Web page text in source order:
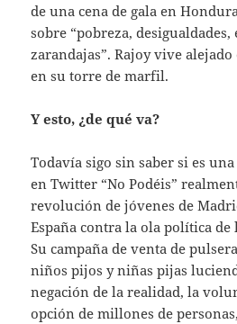
de una cena de gala en
sobre “pobreza, desigualdades,
zarandajas”. Rajoy vive
en su torre de marfil.
Y esto, ¿de qué va?
Todavía sigo sin saber si es
en Twitter “No Podéis”
revolución de jóvenes de
España contra la ola política de
Su campaña de venta de
niños pijos y niñas pijas
negación de la realidad, la
opción de millones de